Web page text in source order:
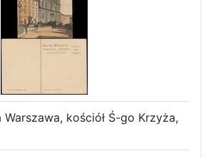
Warszawa, kościół Ś-go Krzyża,